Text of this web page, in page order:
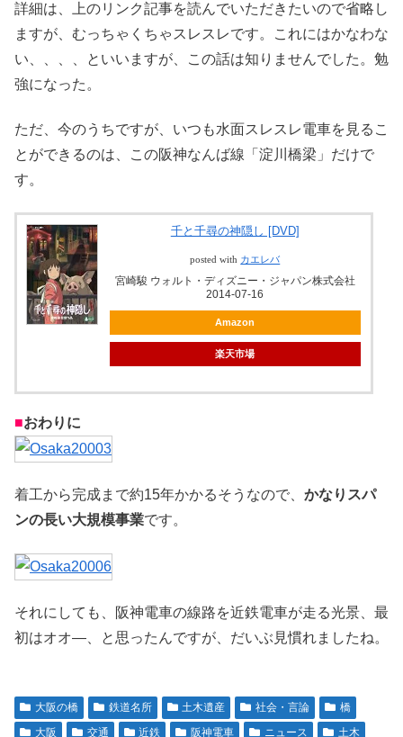
詳細は、上のリンク記事を読んでいただきたいので省略し
ますが、むっちゃくちゃスレスレです。これにはかなわな
い、、、、といいますが、この話は知りませんでした。勉
強になった。
ただ、今のうちですが、いつも水面スレスレ電車を見るこ
とができるのは、この阪神なんば線「淀川橋梁」だけで
す。
千と千尋の神隠し [DVD]
posted with カエレバ
宮崎駿 ウォルト・ディズニー・ジャパン株式会社
2014-07-16
Amazon
楽天市場
■おわりに
着工から完成まで約15年かかるそうなので、 かなりスパ
ンの長い大規模事業です。
それにしても、阪神電車の線路を近鉄電車が走る光景、最
初はオオ―、と思ったんですが、だいぶ見慣れましたね。
大阪の橋 鉄道名所 土木遺産 社会・言論
橋
大阪
交通 近鉄 阪神電車 ニュース 土木